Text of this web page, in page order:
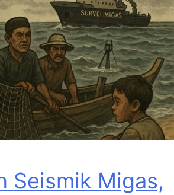
Seismik Migas,